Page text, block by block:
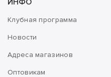
Клубная программа
Новости
Адреса магазинов
Оптовикам